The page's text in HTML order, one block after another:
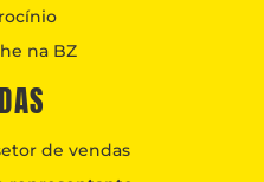
na BZ
de vendas